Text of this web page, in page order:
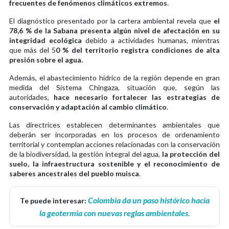
frecuentes de fenómenos climáticos extremos.
El diagnóstico presentado por la cartera ambiental revela que el
78,6 % de la Sabana presenta algún nivel de afectación en su
integridad ecológica debido a actividades humanas, mientras
que más del 50 % del territorio registra condiciones de alta
presión sobre el agua.
Además, el abastecimiento hídrico de la región depende en gran
medida del Sistema Chingaza, situación que, según las
autoridades, hace necesario fortalecer las estrategias de
conservación y adaptación al cambio climático.
Las directrices establecen determinantes ambientales que
deberán ser incorporadas en los procesos de ordenamiento
territorial y contemplan acciones relacionadas con la conservación
de la biodiversidad, la gestión integral del agua, la protección del
suelo, la infraestructura sostenible y el reconocimiento de
saberes ancestrales del pueblo muisca.
Te puede interesar: Colombia da un paso histórico hacia
la geotermia con nuevas reglas ambientales.